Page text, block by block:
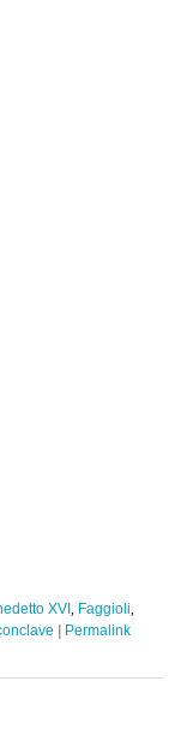
XVI Faggioli
| Permalink